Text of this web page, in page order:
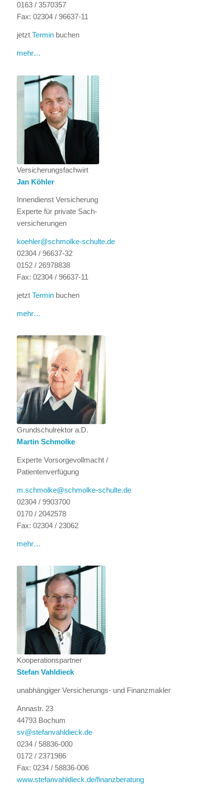
0163 / 3570357
Fax: 02304 / 96637-11
jetzt Terminbuchen
mehr…
Versicherungsfachwirt
Jan Köhler
Innendienst Versicherung
Experte für private Sach-
versicherungen
koehler@schmolke-schulte.de
02304 / 96637-32
0152 / 26978838
Fax: 02304 / 96637-11
jetzt Terminbuchen
mehr…
Grundschulrektor a.D.
Martin Schmolke
Experte Vorsorgevollmacht /
Patientenverfügung
m.schmolke@schmolke-schulte.de
02304 / 9903700
0170 / 2042578
Fax: 02304 / 23062
mehr…
Kooperationspartner
Stefan Vahldieck
unabhängiger Versicherungs- und Finanzmakler
Annastr. 23
44793 Bochum
sv@stefanvahldieck.de
0234 / 58836-000
0172 / 2371986
Fax: 0234 / 58836-006
www.stefanvahldieck.de/finanzberatung